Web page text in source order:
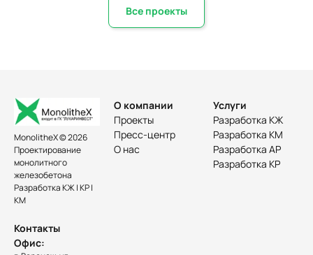
Все проекты
MonolitheX © 2026
Проектирование
монолитного
железобетона
Разработка КЖ | КР |
КМ
О компании
Проекты
Пресс-центр
О нас
Услуги
Разработка КЖ
Разработка КМ
Разработка АР
Разработка КР
Контакты
Офис: